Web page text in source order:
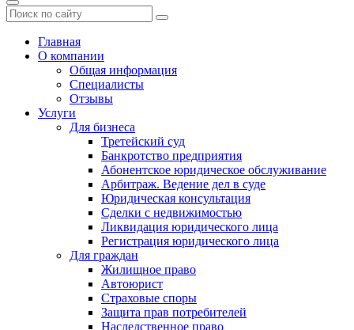
Главная
О компании
Общая информация
Специалисты
Отзывы
Услуги
Для бизнеса
Третейский суд
Банкротство предприятия
Абонентское юридическое обслуживание
Арбитраж. Ведение дел в суде
Юридическая консультация
Сделки с недвижимостью
Ликвидация юридического лица
Регистрация юридического лица
Для граждан
Жилищное право
Автоюрист
Страховые споры
Защита прав потребителей
Наследственное право